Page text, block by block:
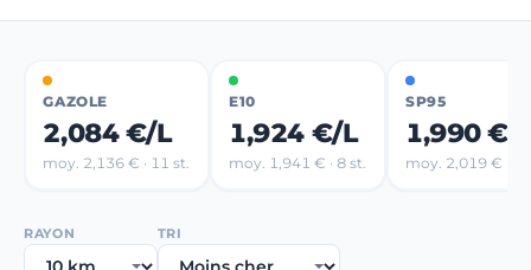
GAZOLE
2,084 €/L
moy. 2,136 € · 11 st.
E10
1,924 €/L
moy. 1,941 € · 8 st.
SP95
1,990 €/
moy. 2,019 € · 7
RAYON TRI